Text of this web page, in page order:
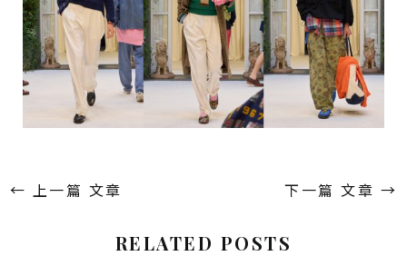
← 上一篇 文章 下一篇 文章 →
RELATED POSTS